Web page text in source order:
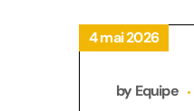
4 mai 2026
by Equipe